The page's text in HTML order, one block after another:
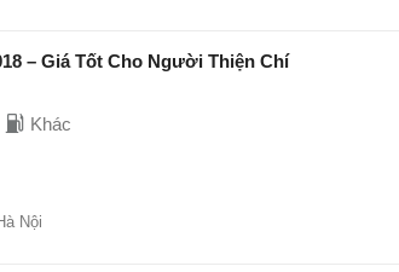
– Giá Tốt Cho Người Thiện Chí
Khác
Nội